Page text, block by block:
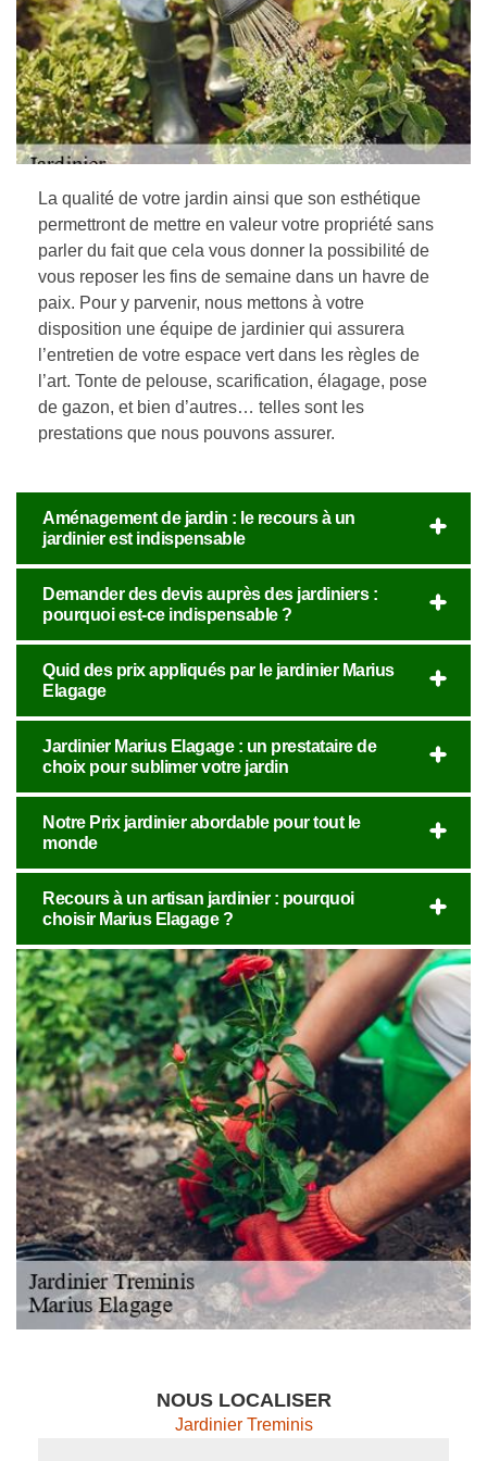
La qualité de votre jardin ainsi que son esthétique
permettront de mettre en valeur votre propriété sans
parler du fait que cela vous donner la possibilité de
vous reposer les fins de semaine dans un havre de
paix. Pour y parvenir, nous mettons à votre
disposition une équipe de jardinier qui assurera
l’entretien de votre espace vert dans les règles de
l’art. Tonte de pelouse, scarification, élagage, pose
de gazon, et bien d’autres… telles sont les
prestations que nous pouvons assurer.
Aménagement de jardin : le recours à un
jardinier est indispensable
Demander des devis auprès des jardiniers :
pourquoi est-ce indispensable ?
Quid des prix appliqués par le jardinier Marius
Elagage
Jardinier Marius Elagage : un prestataire de
choix pour sublimer votre jardin
Notre Prix jardinier abordable pour tout le
monde
Recours à un artisan jardinier : pourquoi
choisir Marius Elagage ?
NOUS LOCALISER
Jardinier Treminis